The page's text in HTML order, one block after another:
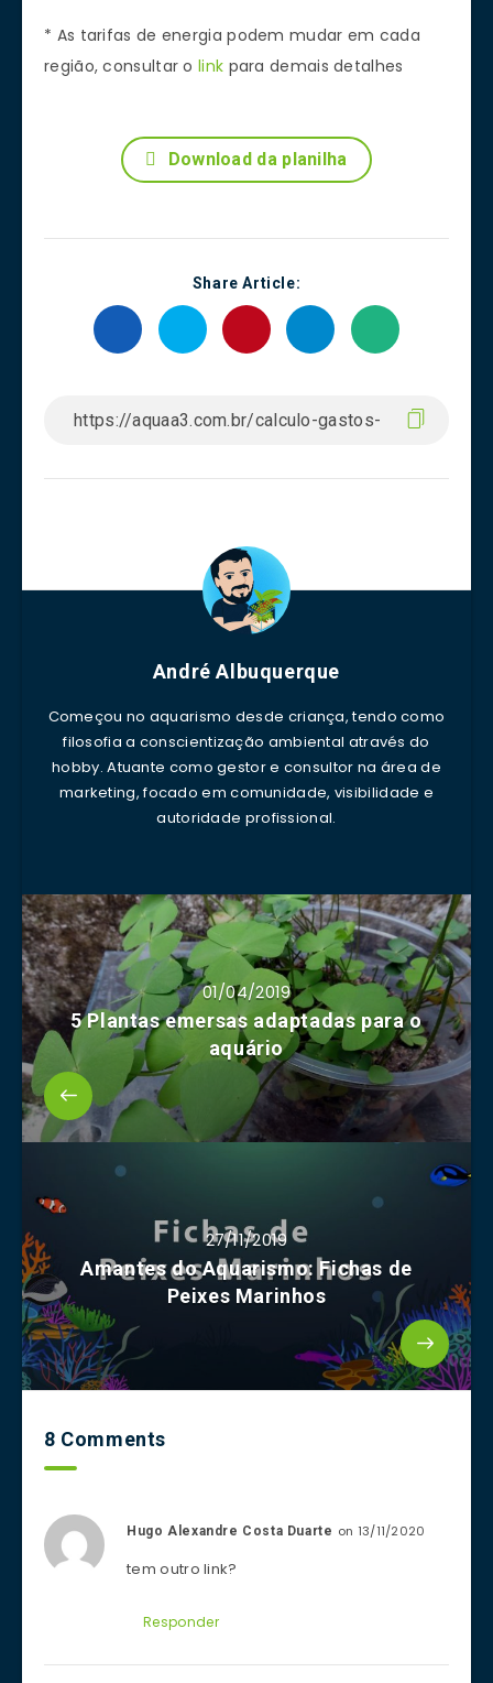
* As tarifas de energia podem mudar em cada
região, consultar olink para demais detalhes
Download da planilha
Share Article:
André Albuquerque
Começou no aquarismo desde criança, tendo como
filosofia a conscientização ambiental através do
hobby. Atuante como gestor e consultor na área de
marketing, focado em comunidade, visibilidade e
autoridade profissional.
01/04/2019
5 Plantas emersas adaptadas para o
aquário
27/11/2019
Amantes do Aquarismo: Fichas de
Peixes Marinhos
8 Comments
Hugo Alexandre Costa Duarte on 13/11/2020
tem outro link?
Responder